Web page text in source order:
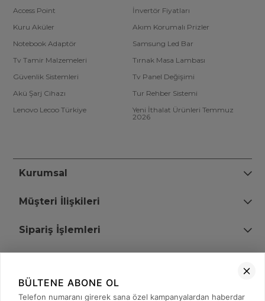
Access Point
İnvertör Fiyatları
Kuru Aküler
Akım Korumalı Prizler
Notebook Adaptör
Samsung Led Bar
Tv Tamir Malzemeleri
Tırnak Masa Lambası
Güvenlik Sistemleri
Tv Panel Değişimi
Akü Şarj Cihazı
Tur Rehber Sistemi
Lenovo Lecoo Türkiye
Yeni İthalat Ürünleri Temmuz
2026
Kurumsal
Müşteri İlişkileri
Sipariş İşlemleri
+90 (850) 473 08 08
BÜLTENE ABONE OL
Telefon numaranı girerek sana özel kampanyalardan haberdar